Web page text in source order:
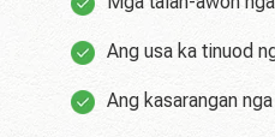
Ang usa ka tinuod
Ang kasarangan